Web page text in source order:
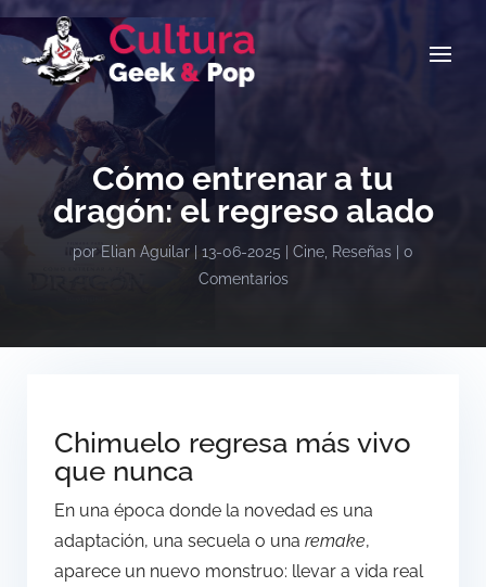
Cómo entrenar a tu
dragón: el regreso alado
por Elian Aguilar 13-06-2025 Cine Reseñas
0
Comentarios
Chimuelo regresa más vivo
que nunca
En una época donde la novedad es una
adaptación, una secuela o una remake,
aparece un nuevo monstruo: llevar a vida real